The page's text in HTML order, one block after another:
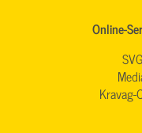
Online-
Kravag-